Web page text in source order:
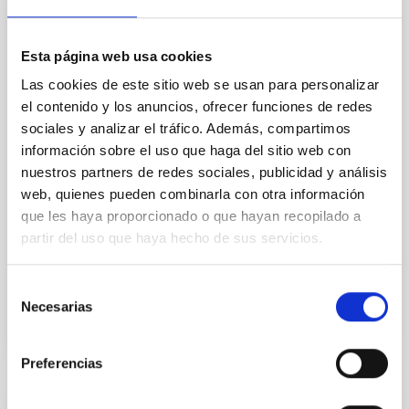
Esta página web usa cookies
Las cookies de este sitio web se usan para personalizar
el contenido y los anuncios, ofrecer funciones de redes
sociales y analizar el tráfico. Además, compartimos
información sobre el uso que haga del sitio web con
nuestros partners de redes sociales, publicidad y análisis
web, quienes pueden combinarla con otra información
que les haya proporcionado o que hayan recopilado a
partir del uso que haya hecho de sus servicios.
Necesarias
Preferencias
We report a rotational light curve and Fourier baseline
model for the Jupiter Trojan (15094) Polymele, a
primary target of the NASA Lucy mission, obtained
on 2026 May 19─20 and May 21─22 UT with the
Two-meter Twin Telescope (TTT). Phase-Dispersion
Minimization over the combined two-night dataset
yields P rot = 5.762 ± 0.051 hr and a peak-to-peak
Alarcon, Miguel R. et al.
Fecha de publicación: 5 2026